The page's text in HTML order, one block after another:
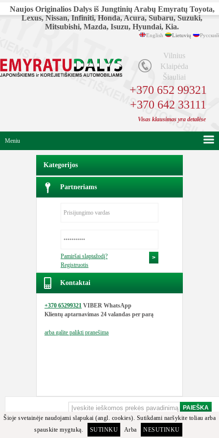
Naujos Originalios Dalys iš Jungtinių Arabų Emyratų Toyota,
Lexus, Nissan, Infiniti, Honda, Acura, Subaru, Suzuki,
Mitsubishi, Mazda, Isuzu, Hyundai, Kia.
English Lietuvių Русский
Vilnius
Klaipėda
Šiauliai
+370 652 99321
+370 642 33111
Visas klausimas yra detalėse
Meniu
Kategorijos
Partneriams
Pamiršai slaptažodį?
Registruotis
Kontaktai
+370 65299321 VIBER WhatsApp
Klientų aptarnavimas 24 valandas per parą
arba galite palikti pranešimą
Apgailestaujame, bet minėtos detalės arba jos analogų tarp turimų prekių nerasta.
Šioje svetainėje naudojami slapukai (angl. cookies). Sutikdami naršykite toliau arba
spauskite mygtuką.
SUTINKU Arba NESUTINKU